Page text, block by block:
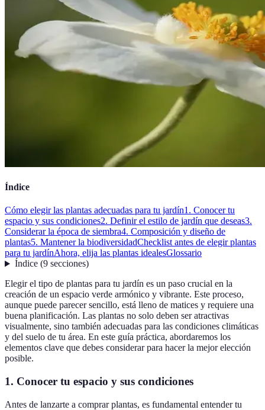
Índice
Cómo elegir las plantas adecuadas para tu jardín1. Conocer tu
espacio y sus condiciones2. Definir el estilo de jardín que deseas3.
Considerar la época de siembra4. Composición y diseño de
plantas5. Mantener la biodiversidadChecklist antes de elegir plantas
para tu jardínAhora, elija las plantas idealesGlossario
Índice(9 secciones)
Elegir el tipo de plantas para tu jardín es un paso crucial en la
creación de un espacio verde armónico y vibrante. Este proceso,
aunque puede parecer sencillo, está lleno de matices y requiere una
buena planificación. Las plantas no solo deben ser atractivas
visualmente, sino también adecuadas para las condiciones climáticas
y del suelo de tu área. En este guía práctica, abordaremos los
elementos clave que debes considerar para hacer la mejor elección
posible.
1. Conocer tu espacio y sus condiciones
Antes de lanzarte a comprar plantas, es fundamental entender tu